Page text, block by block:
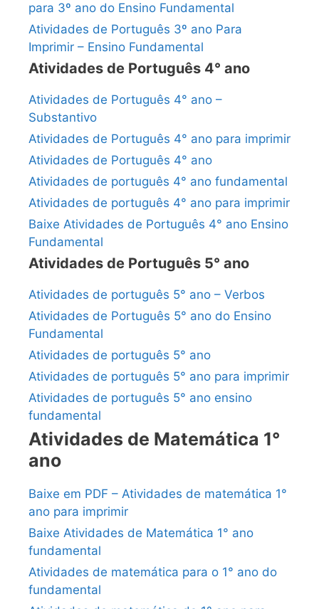
para 3º ano do Ensino Fundamental
Atividades de Português 3º ano Para
Imprimir – Ensino Fundamental
Atividades de Português 4° ano
Atividades de Português 4° ano –
Substantivo
Atividades de Português 4° ano para imprimir
Atividades de Português 4° ano
Atividades de português 4° ano fundamental
Atividades de português 4° ano para imprimir
Baixe Atividades de Português 4° ano Ensino
Fundamental
Atividades de Português 5° ano
Atividades de português 5° ano – Verbos
Atividades de Português 5° ano do Ensino
Fundamental
Atividades de português 5° ano
Atividades de português 5° ano para imprimir
Atividades de português 5° ano ensino
fundamental
Atividades de Matemática 1°
ano
Baixe em PDF – Atividades de matemática 1°
ano para imprimir
Baixe Atividades de Matemática 1° ano
fundamental
Atividades de matemática para o 1° ano do
fundamental